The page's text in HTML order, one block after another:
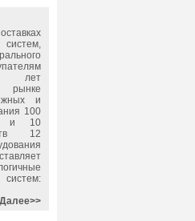
лет
и
100
и 10
12
Далее>>